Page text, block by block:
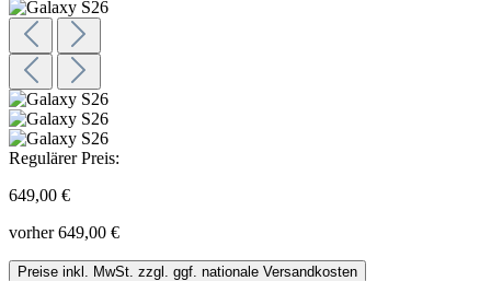
Regulärer Preis:
649,00 €
vorher 649,00 €
Preise inkl. MwSt. zzgl. ggf. nationale Versandkosten